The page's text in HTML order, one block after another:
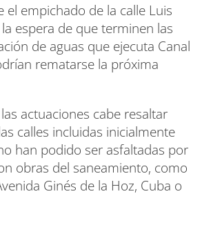
el empichado de la calle Luis
espera de que terminen las
de aguas que ejecuta Canal
rematarse la próxima
actuaciones cabe resaltar
calles incluidas inicialmente
han podido ser asfaltadas por
obras del saneamiento, como
Ginés de la Hoz, Cuba o